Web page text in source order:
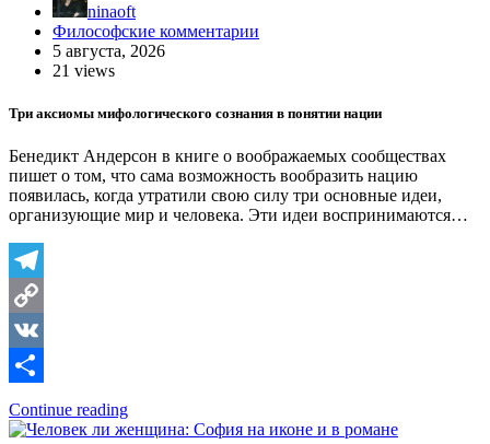
ninaoft
Философские комментарии
5 августа, 2026
21 views
Три аксиомы мифологического сознания в понятии нации
Бенедикт Андерсон в книге о воображаемых сообществах
пишет о том, что сама возможность вообразить нацию
появилась, когда утратили свою силу три основные идеи,
организующие мир и человека. Эти идеи воспринимаются…
Telegram
Copy
Link
VK
Отправить
Continue reading